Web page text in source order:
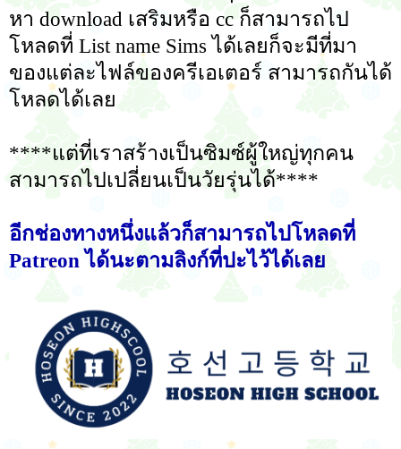
หา download เสริมหรือ cc ก็สามารถไป
โหลดที่ List name Sims ได้เลยก็จะมีที่มา
ของแต่ละไฟล์ของครีเอเตอร์ สามารถกันได้
โหลดได้เลย
****แต่ที่เราสร้างเป็นซิมซ์ผู้ใหญ่ทุกคน
สามารถไปเปลี่ยนเป็นวัยรุ่นได้****
อีกช่องทางหนึ่งแล้วก็สามารถไปโหลดที่
Patreon ได้นะตามลิงก์ที่ปะไว้ได้เลย